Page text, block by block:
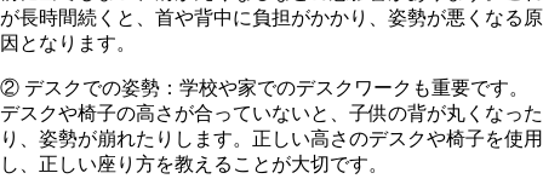
が長時間続くと、首や背中に負担がかかり、姿勢が悪くなる原
因となります。
② デスクでの姿勢：学校や家でのデスクワークも重要です。
デスクや椅子の高さが合っていないと、子供の背が丸くなった
り、姿勢が崩れたりします。正しい高さのデスクや椅子を使用
し、正しい座り方を教えることが大切です。